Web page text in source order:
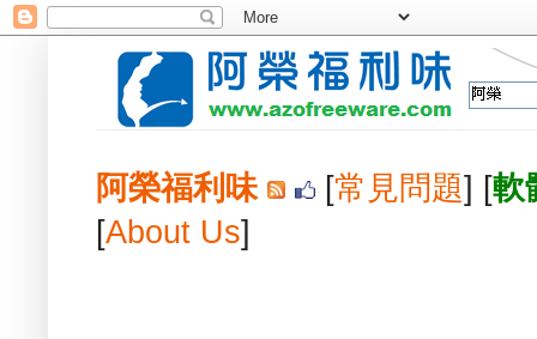
阿榮福利味 [常見問題] [軟
[About Us]